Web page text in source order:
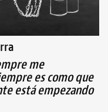
me
es como que
está empezando